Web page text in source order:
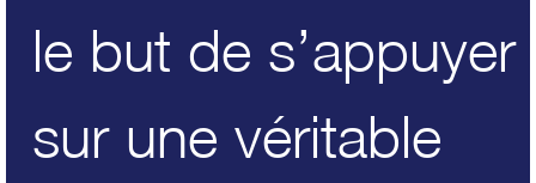
le but de s’appuyer
sur une véritable